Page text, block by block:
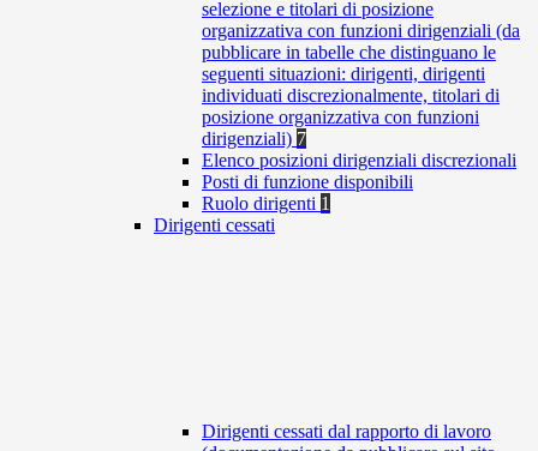
selezione e titolari di posizione
organizzativa con funzioni dirigenziali (da
pubblicare in tabelle che distinguano le
seguenti situazioni: dirigenti, dirigenti
individuati discrezionalmente, titolari di
posizione organizzativa con funzioni
dirigenziali) 7
Elenco posizioni dirigenziali discrezionali
Posti di funzione disponibili
Ruolo dirigenti 1
Dirigenti cessati
Dirigenti cessati dal rapporto di lavoro